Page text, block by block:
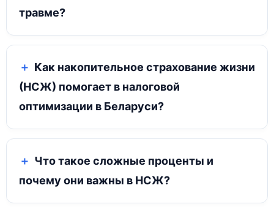
травме?
Как накопительное страхование жизни
(НСЖ) помогает в налоговой
оптимизации в Беларуси?
Что такое сложные проценты и
почему они важны в НСЖ?